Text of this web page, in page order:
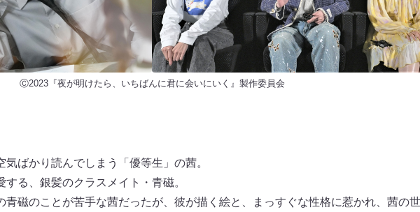
Ⓒ2023『夜が明けたら、いちばんに君に会いにいく』製作委員会
ばかり読んでしまう「優等生」の茜。
る、銀髪のクラスメイト・青磁。
青磁のことが苦手な茜だったが、彼が描く絵と、まっすぐな性格に惹かれ、茜の